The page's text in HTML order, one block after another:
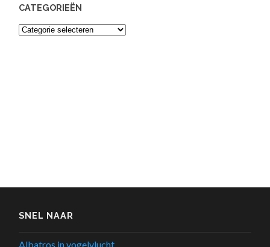
CATEGORIEËN
Categorieën
SNEL NAAR
Albatros in vogelvlucht